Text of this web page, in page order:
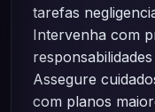
tarefas
Intervenha com
Assegure
com planos